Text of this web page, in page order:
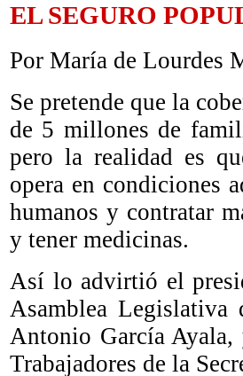
EL SEGURO
Por María de Lourdes
Se pretende que la
de 5 millones de
pero la realidad es
opera en condiciones
humanos y contratar
y tener medicinas.
Así lo advirtió el
Asamblea
Antonio García Ayala,
Trabajadores de la